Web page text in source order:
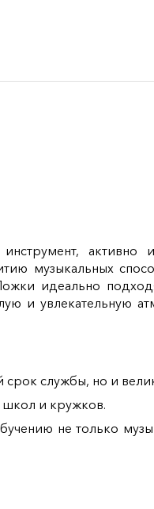
активно
музыкальных
идеально
и увлекательную
службы, но и
школ и кружков.
не только